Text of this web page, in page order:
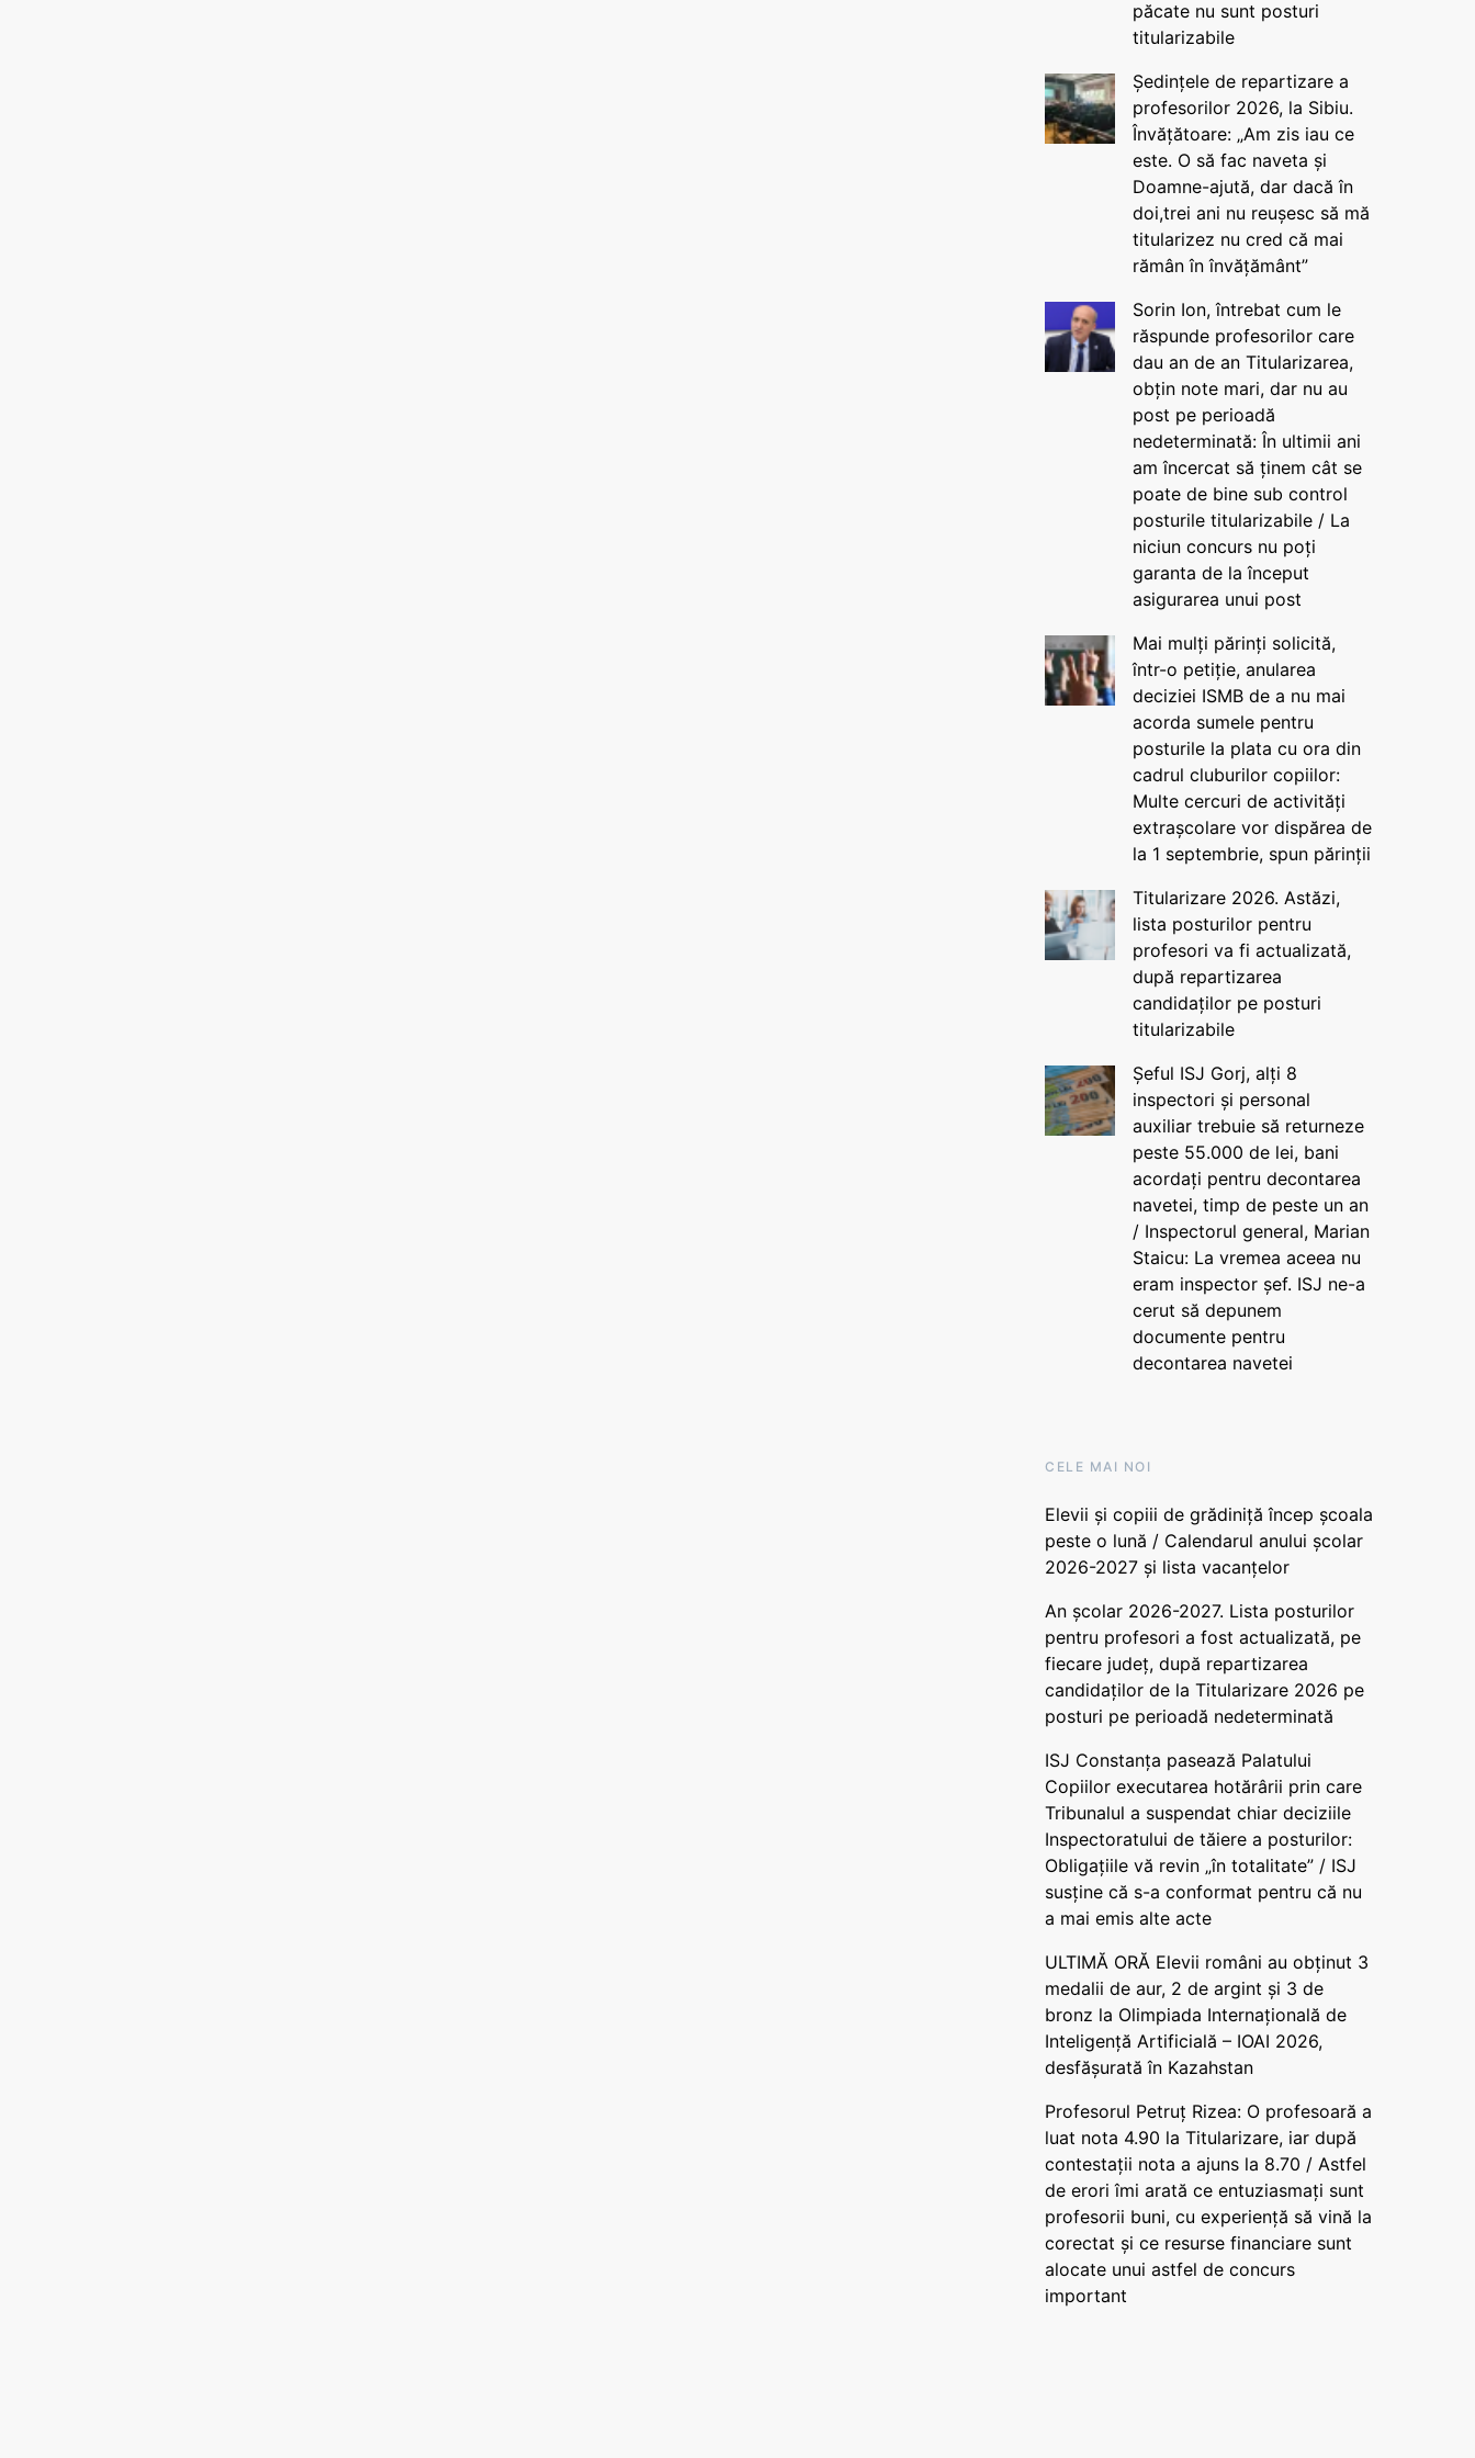
păcate nu sunt posturi
titularizabile
Ședințele de repartizare a
profesorilor 2026, la Sibiu.
Învățătoare: „Am zis iau ce
este. O să fac naveta și
Doamne-ajută, dar dacă în
doi,trei ani nu reușesc să mă
titularizez nu cred că mai
rămân în învățământ”
Sorin Ion, întrebat cum le
răspunde profesorilor care
dau an de an Titularizarea,
obțin note mari, dar nu au
post pe perioadă
nedeterminată: În ultimii ani
am încercat să ținem cât se
poate de bine sub control
posturile titularizabile / La
niciun concurs nu poți
garanta de la început
asigurarea unui post
Mai mulți părinți solicită,
într-o petiție, anularea
deciziei ISMB de a nu mai
acorda sumele pentru
posturile la plata cu ora din
cadrul cluburilor copiilor:
Multe cercuri de activități
extrașcolare vor dispărea de
la 1 septembrie, spun părinții
Titularizare 2026. Astăzi,
lista posturilor pentru
profesori va fi actualizată,
după repartizarea
candidaților pe posturi
titularizabile
Șeful ISJ Gorj, alți 8
inspectori și personal
auxiliar trebuie să returneze
peste 55.000 de lei, bani
acordați pentru decontarea
navetei, timp de peste un an
/ Inspectorul general, Marian
Staicu: La vremea aceea nu
eram inspector șef. ISJ ne-a
cerut să depunem
documente pentru
decontarea navetei
CELE MAI NOI
Elevii și copiii de grădiniță încep școala
peste o lună / Calendarul anului școlar
2026-2027 și lista vacanțelor
An școlar 2026-2027. Lista posturilor
pentru profesori a fost actualizată, pe
fiecare județ, după repartizarea
candidaților de la Titularizare 2026 pe
posturi pe perioadă nedeterminată
ISJ Constanța pasează Palatului
Copiilor executarea hotărârii prin care
Tribunalul a suspendat chiar deciziile
Inspectoratului de tăiere a posturilor:
Obligațiile vă revin „în totalitate” / ISJ
susține că s-a conformat pentru că nu
a mai emis alte acte
ULTIMĂ ORĂ Elevii români au obținut 3
medalii de aur, 2 de argint și 3 de
bronz la Olimpiada Internațională de
Inteligență Artificială – IOAI 2026,
desfășurată în Kazahstan
Profesorul Petruț Rizea: O profesoară a
luat nota 4.90 la Titularizare, iar după
contestații nota a ajuns la 8.70 / Astfel
de erori îmi arată ce entuziasmați sunt
profesorii buni, cu experiență să vină la
corectat și ce resurse financiare sunt
alocate unui astfel de concurs
important